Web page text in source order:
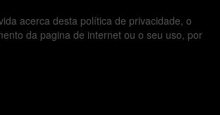
acerca desta política de privacidade, o
da pagina de internet ou o seu uso, por